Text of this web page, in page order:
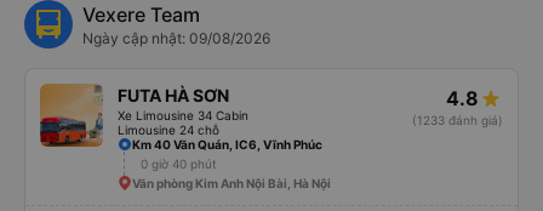
Vexere Team
Ngày cập nhật: 09/08/2026
FUTA HÀ SƠN
Xe Limousine 34 Cabin
Limousine 24 chỗ
4.8
(1233 đánh giá)
Km 40 Văn Quán, IC6, Vĩnh Phúc
0 giờ 40 phút
Văn phòng Kim Anh Nội Bài, Hà Nội